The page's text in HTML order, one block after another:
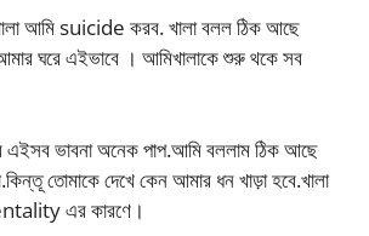
আমি suicide করব. খালা বলল ঠিক আছে
ঘরে এইভাবে । আমিখালাকে শুরু থকে সব
এইসব ভাবনা অনেক পাপ.আমি বললাম ঠিক আছে
তোমাকে দেখে কেন আমার ধন খাড়া হবে.খালা
এর কারণে।